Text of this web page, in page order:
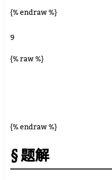
{% endraw %}
9
{% raw %}
{% endraw %}
题解